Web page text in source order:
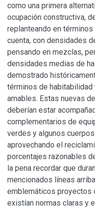
como una primera
ocupación constructiva,
replanteando en
cuenta, con densidades
pensando en mezclas,
densidades medias de
demostrado
términos de habitabilidad
amables. Estas nuevas
deberían estar
complementarios de
verdes y algunos
aprovechando el
porcentajes razonables
la pena recordar que
mencionados líneas
emblemáticos proyectos
existían normas claras y